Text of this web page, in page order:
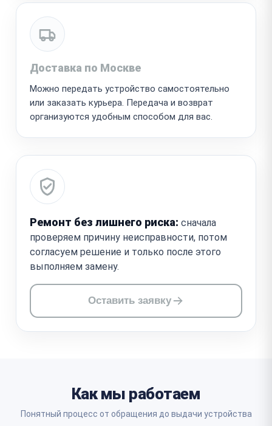
Доставка по Москве
Можно передать устройство самостоятельно
или заказать курьера. Передача и возврат
организуются удобным способом для вас.
Ремонт без лишнего риска: сначала
проверяем причину неисправности, потом
согласуем решение и только после этого
выполняем замену.
Оставить заявку
Как мы работаем
Понятный процесс от обращения до выдачи устройства